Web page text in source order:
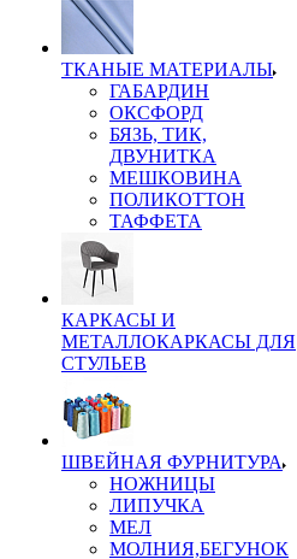
ТКАНЫЕ МАТЕРИАЛЫ
ГАБАРДИН
ОКСФОРД
БЯЗЬ, ТИК,
ДВУНИТКА
МЕШКОВИНА
ПОЛИКОТТОН
ТАФФЕТА
КАРКАСЫ И
МЕТАЛЛОКАРКАСЫ ДЛЯ
СТУЛЬЕВ
ШВЕЙНАЯ ФУРНИТУРА
НОЖНИЦЫ
ЛИПУЧКА
МЕЛ
МОЛНИЯ,БЕГУНОК